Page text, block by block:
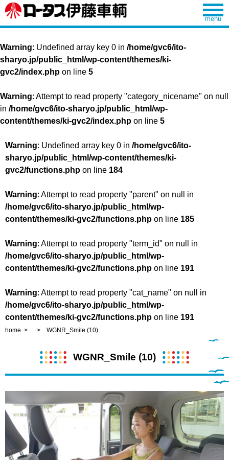
Warning: Undefined array key 0 in /home/gvc6/ito-
sharyo.jp/public_html/wp-content/themes/ki-
gvc2/index.php on line 5
Warning: Attempt to read property "category_nicename" on null
in /home/gvc6/ito-sharyo.jp/public_html/wp-
content/themes/ki-gvc2/index.php on line 5
Warning: Undefined array key 0 in /home/gvc6/ito-
sharyo.jp/public_html/wp-content/themes/ki-
gvc2/functions.php on line 184
Warning: Attempt to read property "parent" on null in
/home/gvc6/ito-sharyo.jp/public_html/wp-
content/themes/ki-gvc2/functions.php on line 185
Warning: Attempt to read property "term_id" on null in
/home/gvc6/ito-sharyo.jp/public_html/wp-
content/themes/ki-gvc2/functions.php on line 191
Warning: Attempt to read property "cat_name" on null in
/home/gvc6/ito-sharyo.jp/public_html/wp-
content/themes/ki-gvc2/functions.php on line 191
home WGNR_Smile (10)
WGNR_Smile (10)